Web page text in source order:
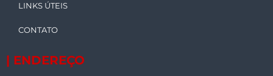
LINKS ÚTEIS
CONTATO
| ENDEREÇO